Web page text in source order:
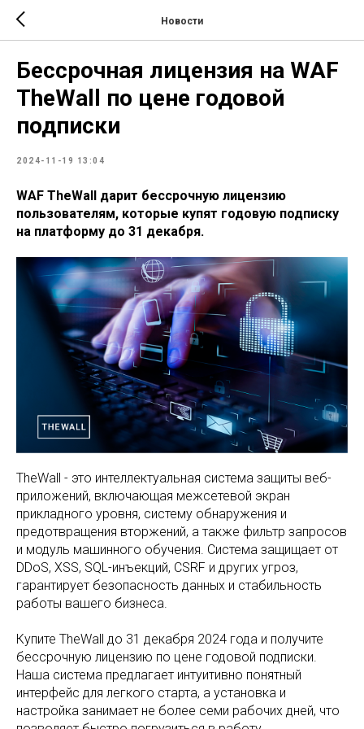
Новости
Бессрочная лицензия на WAF
TheWall по цене годовой
подписки
2024-11-19 13:04
WAF TheWall дарит бессрочную лицензию
пользователям, которые купят годовую подписку
на платформу до 31 декабря.
TheWall - это интеллектуальная система защиты веб-
приложений, включающая межсетевой экран
прикладного уровня, систему обнаружения и
предотвращения вторжений, а также фильтр запросов
и модуль машинного обучения. Система защищает от
DDoS, XSS, SQL-инъекций, CSRF и других угроз,
гарантирует безопасность данных и стабильность
работы вашего бизнеса.
Купите TheWall до 31 декабря 2024 года и получите
бессрочную лицензию по цене годовой подписки.
Наша система предлагает интуитивно понятный
интерфейс для легкого старта, а установка и
настройка занимает не более семи рабочих дней, что